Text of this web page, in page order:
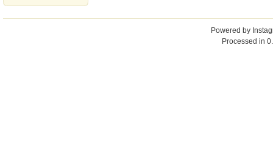
Powered by
Processed in